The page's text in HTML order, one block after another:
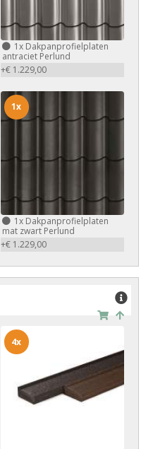
1xDakpanprofielplaten
antraciet Perlund
+€ 1.229,00
1xDakpanprofielplaten
mat zwart Perlund
+€ 1.229,00
1x
4x